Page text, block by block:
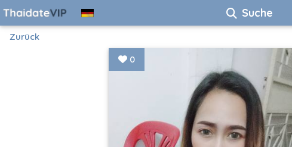
Suche
Zurück
0